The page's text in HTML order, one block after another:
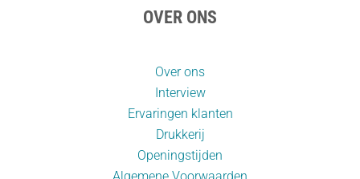
OVER ONS
Over ons
Interview
Ervaringen klanten
Drukkerij
Openingstijden